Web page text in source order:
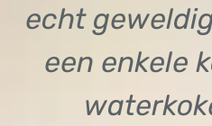
echt
een enkele